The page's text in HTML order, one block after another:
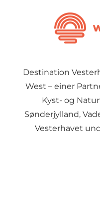
Destination
West – einer
Kyst- og
Sønderjylland,
Vesterhavet